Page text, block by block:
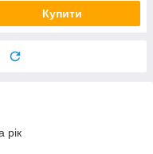
Купити
рік